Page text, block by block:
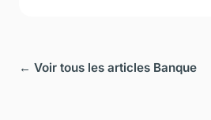
← Voir tous les articles Banque